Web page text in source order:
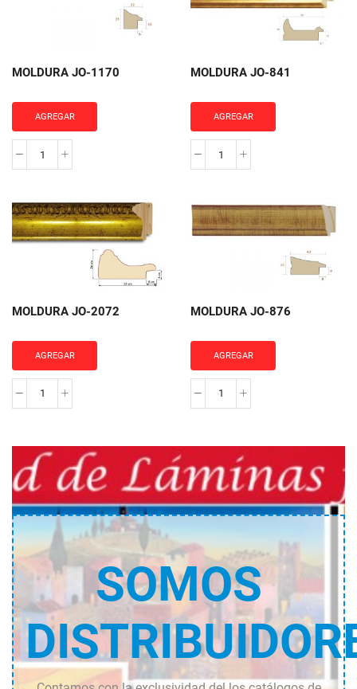
MOLDURA JO-1170
AGREGAR
MOLDURA
1170
cantidad
MOLDURA JO-841
AGREGAR
MOLDURA
cantidad
MOLDURA JO-2072
AGREGAR
MOLDURA
cantidad
MOLDURA JO-876
AGREGAR
MOLDURA
cantidad
SOMOS